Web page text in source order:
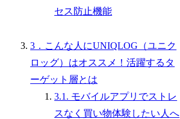
セス防止機能
3．こんな人にUNIQLOG（ユニク
ロッグ）はオススメ！活躍するタ
ーゲット層とは
3.1. モバイルアプリでストレ
スなく買い物体験したい人へ